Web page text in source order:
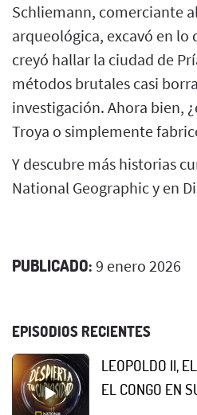
Schliemann, comerciante
arqueológica, excavó en lo
creyó hallar la ciudad de
métodos brutales casi
investigación. Ahora bien,
Troya o simplemente
Y descubre más historias
National Geographic y en
PUBLICADO: 9 enero 2026
EPISODIOS RECIENTES
LEOPOLDO II,
EL CONGO EN